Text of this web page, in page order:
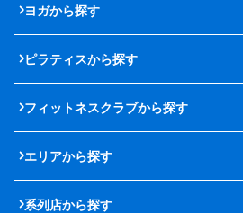
ヨガから探す
ピラティスから探す
フィットネスクラブから探す
エリアから探す
系列店から探す